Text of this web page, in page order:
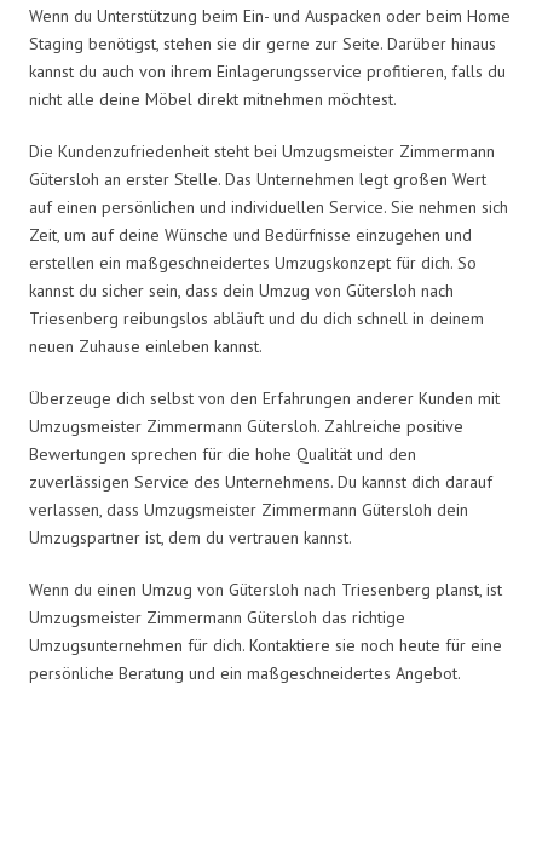
Wenn du Unterstützung beim Ein- und Auspacken oder beim Home
Staging benötigst, stehen sie dir gerne zur Seite. Darüber hinaus
kannst du auch von ihrem Einlagerungsservice profitieren, falls du
nicht alle deine Möbel direkt mitnehmen möchtest.
Die Kundenzufriedenheit steht bei Umzugsmeister Zimmermann
Gütersloh an erster Stelle. Das Unternehmen legt großen Wert
auf einen persönlichen und individuellen Service. Sie nehmen sich
Zeit, um auf deine Wünsche und Bedürfnisse einzugehen und
erstellen ein maßgeschneidertes Umzugskonzept für dich. So
kannst du sicher sein, dass dein Umzug von Gütersloh nach
Triesenberg reibungslos abläuft und du dich schnell in deinem
neuen Zuhause einleben kannst.
Überzeuge dich selbst von den Erfahrungen anderer Kunden mit
Umzugsmeister Zimmermann Gütersloh. Zahlreiche positive
Bewertungen sprechen für die hohe Qualität und den
zuverlässigen Service des Unternehmens. Du kannst dich darauf
verlassen, dass Umzugsmeister Zimmermann Gütersloh dein
Umzugspartner ist, dem du vertrauen kannst.
Wenn du einen Umzug von Gütersloh nach Triesenberg planst, ist
Umzugsmeister Zimmermann Gütersloh das richtige
Umzugsunternehmen für dich. Kontaktiere sie noch heute für eine
persönliche Beratung und ein maßgeschneidertes Angebot.